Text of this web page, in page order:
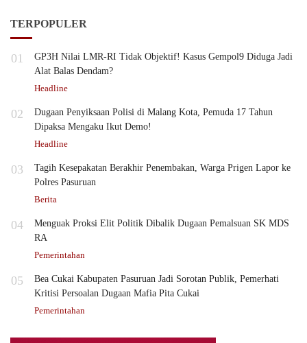
TERPOPULER
01
GP3H Nilai LMR-RI Tidak Objektif! Kasus Gempol9 Diduga Jadi
Alat Balas Dendam?
Headline
02
Dugaan Penyiksaan Polisi di Malang Kota, Pemuda 17 Tahun
Dipaksa Mengaku Ikut Demo!
Headline
03
Tagih Kesepakatan Berakhir Penembakan, Warga Prigen Lapor ke
Polres Pasuruan
Berita
04
Menguak Proksi Elit Politik Dibalik Dugaan Pemalsuan SK MDS
RA
Pemerintahan
05
Bea Cukai Kabupaten Pasuruan Jadi Sorotan Publik, Pemerhati
Kritisi Persoalan Dugaan Mafia Pita Cukai
Pemerintahan